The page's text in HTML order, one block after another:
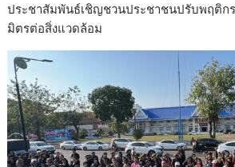
ประชาสัมพันธ์เชิญชวนประชาชนปรับพฤติก
มิตรต่อสิ่งแวดล้อม